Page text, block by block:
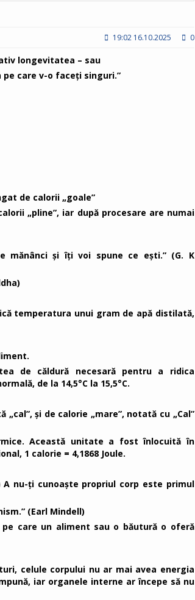
19:02 16.10.2025 0
longevitatea – sau
care v-o faceţi singuri.”
de calorii „goale”
„pline”, iar după procesare are numai
mănânci și îți voi spune ce ești.” (G. K
temperatura unui gram de apă distilată,
de căldură necesară pentru a ridica
de la 14,5°C la 15,5°C.
și de calorie „mare”, notată cu „Cal”
Această unitate a fost înlocuită în
1 calorie = 4,1868 Joule.
nu-ți cunoaște propriul corp este primul
(Earl Mindell)
care un aliment sau o băutură o oferă
celule corpului nu ar mai avea energia
iar organele interne ar începe să nu